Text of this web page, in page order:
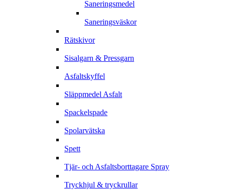
Saneringsmedel
Saneringsväskor
Rätskivor
Sisalgarn & Pressgarn
Asfaltskyffel
Släppmedel Asfalt
Spackelspade
Spolarvätska
Spett
Tjär- och Asfaltsborttagare Spray
Tryckhjul & tryckrullar